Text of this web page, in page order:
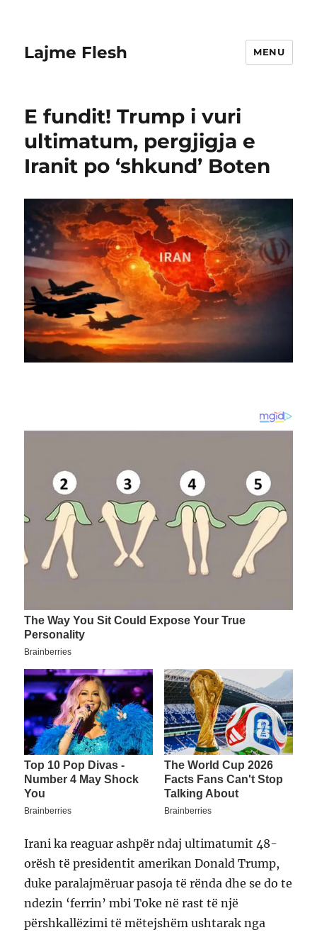
Lajme Flesh MENU
E fundit! Trump i vuri
ultimatum, pergjigja e
Iranit po ‘shkund’ Boten
Irani ka reaguar ashpër ndaj ultimatumit 48-
orësh të presidentit amerikan Donald Trump,
duke paralajmëruar pasoja të rënda dhe se do te
ndezin ‘ferrin’ mbi Toke në rast të një
përshkallëzimi të mëtejshëm ushtarak nga